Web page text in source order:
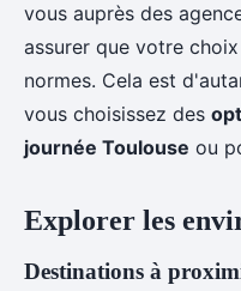
vous auprès des
assurer que votre
normes. Cela est
vous choisissez des
journée Toulouse ou
Explorer les
Destinations à